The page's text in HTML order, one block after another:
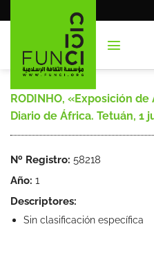
al
RODINHO, «Exposición
Diario de África. Tetuán, 1
Nº Registro: 58218
Año: 1
Descriptores:
Sin clasificación específica